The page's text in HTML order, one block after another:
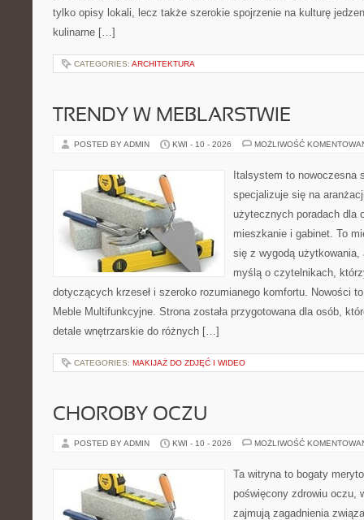
tylko opisy lokali, lecz także szerokie spojrzenie na kulturę
kulinarne […]
CATEGORIES: ARCHITEKTURA
TRENDY W MEBLARSTWIE
POSTED BY ADMIN KWI - 10 - 2026 MOŻLIWOŚĆ
Italsystem to nowoczesna
specjalizuje się na
użytecznych poradach dla
mieszkanie i gabinet. To
się z wygodą użytkowania,
myślą o czytelnikach,
dotyczących krzeseł i szeroko rozumianego komfortu. Nowości
Meble Multifunkcyjne. Strona została przygotowana dla osób,
detale wnętrzarskie do różnych […]
CATEGORIES: MAKIJAŻ DO ZDJĘĆ I WIDEO
CHOROBY OCZU
POSTED BY ADMIN KWI - 10 - 2026 MOŻLIWOŚĆ
Ta witryna to bogaty
poświęcony zdrowiu oczu,
zajmują zagadnienia